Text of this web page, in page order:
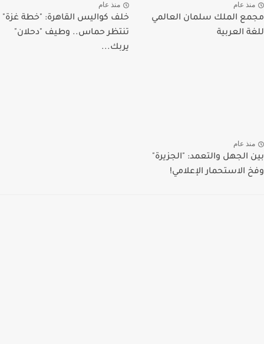
منذ عام
مجمع الملك سلمان العالمي
للغة العربية
منذ عام
خلف كواليس القاهرة: "خطة غزة"
تنتظر حماس.. وطيف "دحلان"
يربك...
منذ عام
بين الجهل والتعمد: "الجزيرة"
وفخ الاستحمار الإعلامي!